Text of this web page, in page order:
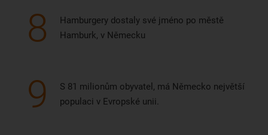
8
Hamburgery dostaly své jméno po městě
Hamburk, v Německu
9
S 81 milionům obyvatel, má Německo největší
populaci v Evropské unii.